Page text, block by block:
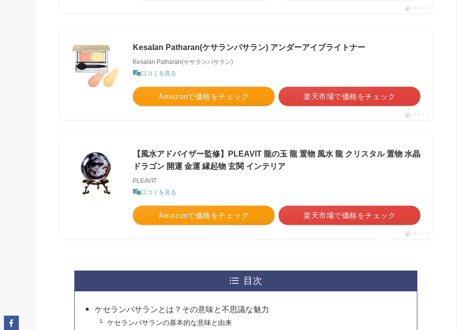
ポチップ
Kesalan Patharan(ケサランパサラン) アンダーアイブライトナー
Kesalan Patharan(ケサランパサラン)
口コミを見る
Amazonで価格をチェック 楽天市場で価格をチェック
ポチップ
【風水アドバイザー監修】PLEAVIT 龍の玉 龍 置物 風水 龍 クリスタル 置物 水晶
ドラゴン 開運 金運 縁起物 玄関 インテリア
PLEAVIT
口コミを見る
Amazonで価格をチェック 楽天市場で価格をチェック
ポチップ
目次
ケセランパサランとは？その意味と不思議な魅力
ケセランパサランの基本的な意味と由来